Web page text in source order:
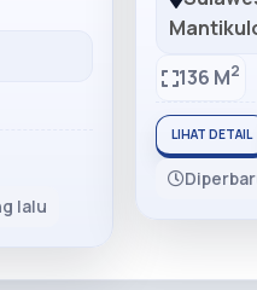
lalu
136 M2
LIHAT DETAIL